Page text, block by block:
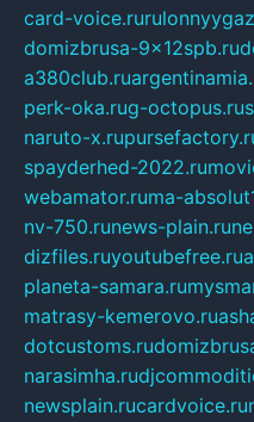
card-voice.ru
domizbrusa-9x12spb.ru
a380club.ru
perk-oka.rug-octopus.ru
naruto-x.ru
spayderhed-2022.ru
webamator.ruma-
nv-750.runews-plain.ru
dizfiles.ruyoutubefree.ru
planeta-samara.ru
matrasy-kemerovo.ru
dotcustoms.ru
narasimha.ru
newsplain.rucardvoice.ru